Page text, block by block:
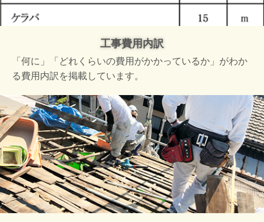
工事費用内訳
「何に」「どれくらいの費用がかかっているか」がわか
る費用内訳を掲載しています。